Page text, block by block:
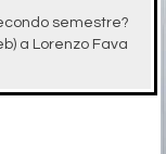
semestre?
a Lorenzo Fava